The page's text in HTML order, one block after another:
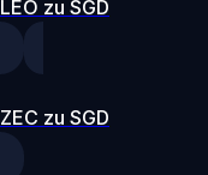
LEO zu SGD
ZEC zu SGD